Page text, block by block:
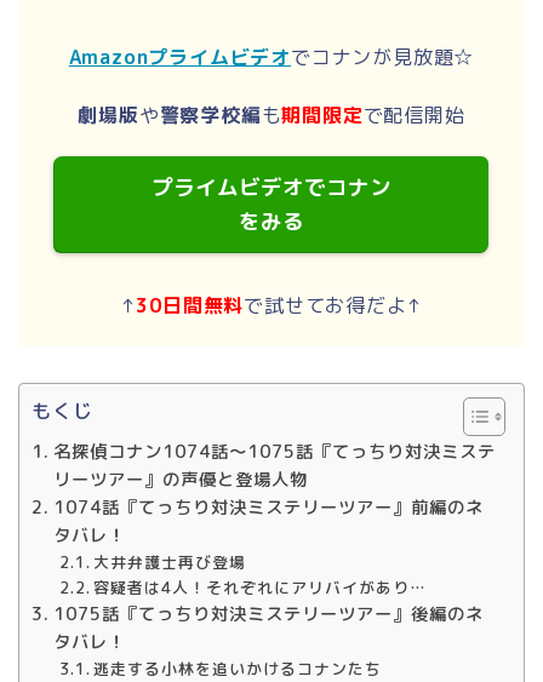
Amazonプライムビデオでコナンが見放題☆
劇場版や警察学校編も期間限定で配信開始
プライムビデオでコナン
をみる
↑30日間無料で試せてお得だよ↑
もくじ
名探偵コナン1074話～1075話『てっちり対決ミステ
リーツアー』の声優と登場人物
1074話『てっちり対決ミステリーツアー』前編のネ
タバレ！
大井弁護士再び登場
容疑者は4人！それぞれにアリバイがあり…
1075話『てっちり対決ミステリーツアー』後編のネ
タバレ！
逃走する小林を追いかけるコナンたち